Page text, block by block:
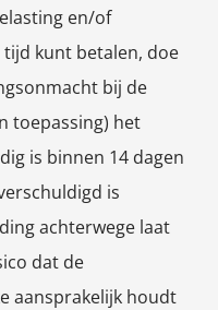
en/of
kunt betalen, doe
bij de
toepassing) het
is binnen 14 dagen
is
achterwege laat
dat de
aansprakelijk houdt